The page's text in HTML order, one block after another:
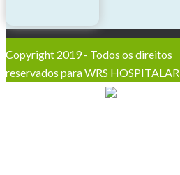
Copyright 2019 - Todos os direitos
reservados para WRS HOSPITALAR